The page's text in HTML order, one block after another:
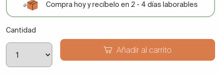
Compra hoy y recíbelo en 2 - 4 días laborables
Cantidad
Añadir al carrito